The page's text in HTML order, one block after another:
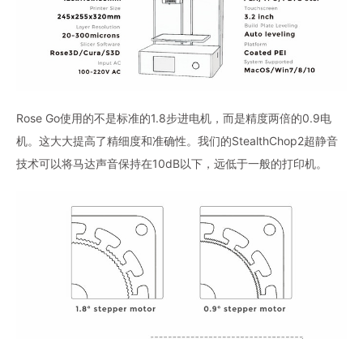
Rose Go使用的不是标准的1.8步进电机，而是精度两倍的0.9电
机。这大大提高了精细度和准确性。我们的StealthChop2超静音
技术可以将马达声音保持在10dB以下，远低于一般的打印机。